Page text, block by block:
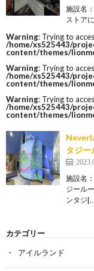
施設名
ストア
Warning: Trying to
/home/xs525443/
content/themes/
Warning: Trying to
/home/xs525443/
content/themes/
Warning: Trying to
/home/xs525443/
content/themes/
タジー
施設名
ジール
ンタジ
カテゴリー
アイルランド